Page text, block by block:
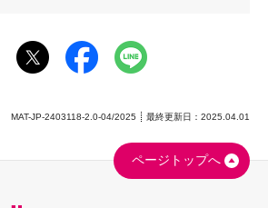
MAT-JP-2403118-2.0-04/2025 最終更新日：2025.04.01
ページトップへ